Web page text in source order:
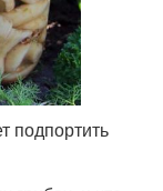
подпортить